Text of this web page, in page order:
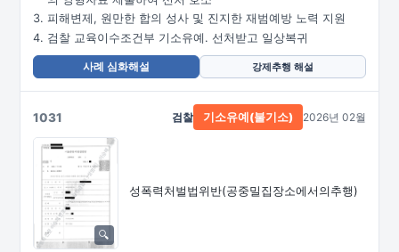
피해변제, 원만한 합의 성사 및 진지한 재범예방 노력 지원
검찰 교육이수조건부 기소유예. 선처받고 일상복귀
사례 심화해설 강제추행 해설
1031
성폭력처벌법위반(공중밀집장소에서의추행)
검찰 기소유예(불기소) 2026년 02월